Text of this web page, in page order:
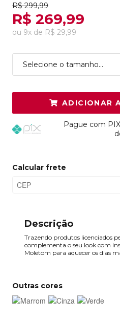
R$ 299,99
R$ 269,99
ou 9x de R$ 29,99
Selecione o tamanho...
ADICIONAR
Pague com
Calcular frete
Descrição
Trazendo produtos licenciados
complementa o seu look com
Moletom para aquecer os dias
Outras cores